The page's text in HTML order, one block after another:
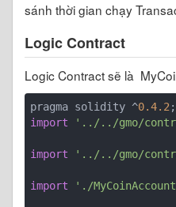
sánh thời gian chạy
Logic Contract
Logic Contract sẽ là
pragma solidity ^0.4.2
import
'../../gmo/
import '../../gmo/
import './